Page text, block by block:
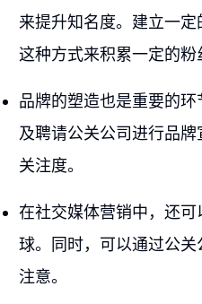
来提升知名度。建立一
这种方式来积累一定的粉
品牌的塑造也是重要的
及聘请公关公司进行品
关注度。
在社交媒体营销中，还
球。同时，可以通过公
注意。